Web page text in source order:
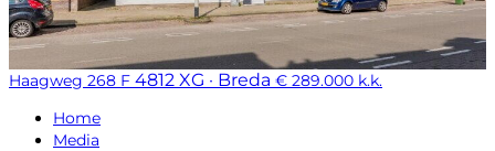
Haagweg 268 F 4812 XG · Breda € 289.000 k.k.
Home
Media